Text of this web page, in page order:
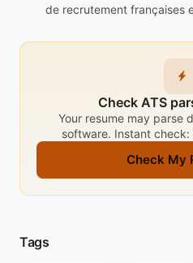
de recrutement françaises
Check ATS
Your resume may parse
software. Instant check:
Check My
Tags